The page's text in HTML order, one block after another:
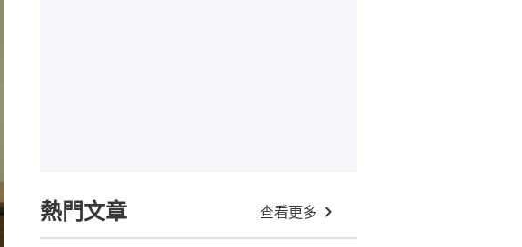
熱門文章 查看更多